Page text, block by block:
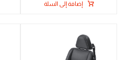
إضافة إلى السلة